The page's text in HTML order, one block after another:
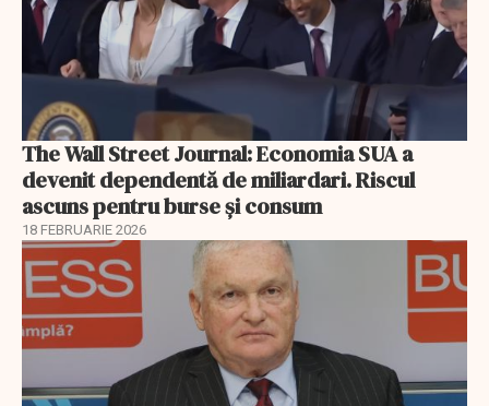
The Wall Street Journal: Economia SUA a
devenit dependentă de miliardari. Riscul
ascuns pentru burse și consum
18 FEBRUARIE 2026
EXCLUSIV